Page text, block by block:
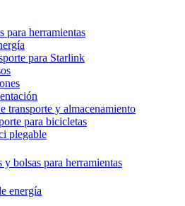
para herramientas
para Starlink
transporte y almacenamiento
para bicicletas
plegable
y bolsas para herramientas
energía